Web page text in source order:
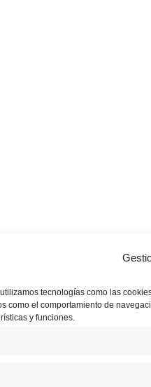
tecnologías como las
como el comportamiento de
y funciones.